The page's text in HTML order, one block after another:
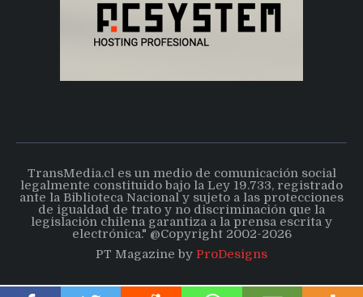
TransMedia.cl es un medio de comunicación social
legalmente constituido bajo la Ley 19.733, registrado
ante la Biblioteca Nacional y sujeto a las protecciones
de igualdad de trato y no discriminación que la
legislación chilena garantiza a la prensa escrita y
electrónica." @Copyright 2002-2026
PT Magazine by ProDesigns